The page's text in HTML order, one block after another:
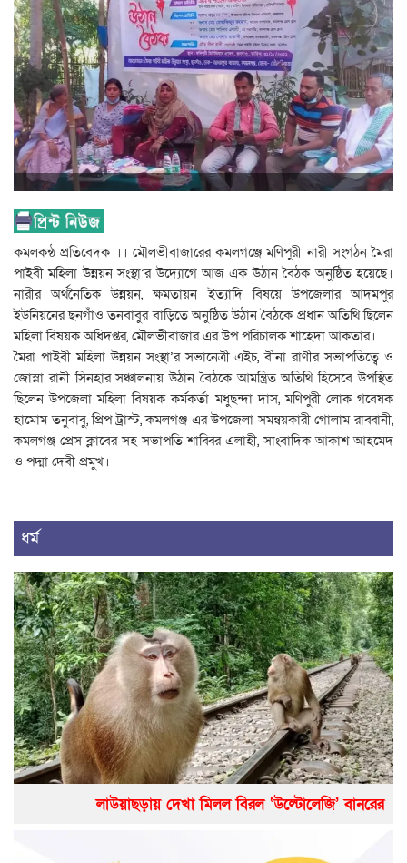
কমলকন্ঠ প্রতিবেদক ।। মৌলভীবাজারের কমলগঞ্জে মণিপুরী নারী সংগঠন মৈরা
পাইবী মহিলা উন্নয়ন সংস্থা’র উদ্যোগে আজ এক উঠান বৈঠক অনুষ্ঠিত হয়েছে।
নারীর অর্থনৈতিক উন্নয়ন, ক্ষমতায়ন ইত্যাদি বিষয়ে উপজেলার আদমপুর
ইউনিয়নের ছনগাঁও তনবাবুর বাড়িতে অনুষ্ঠিত উঠান বৈঠকে প্রধান অতিথি ছিলেন
মহিলা বিষয়ক অধিদপ্তর, মৌলভীবাজার এর উপ পরিচালক শাহেদা আকতার।
মৈরা পাইবী মহিলা উন্নয়ন সংস্থা’র সভানেত্রী এইচ, বীনা রাণীর সভাপতিত্বে ও
জোস্না রানী সিনহার সঞ্চালনায় উঠান বৈঠকে আমন্ত্রিত অতিথি হিসেবে উপস্থিত
ছিলেন উপজেলা মহিলা বিষয়ক কর্মকর্তা মধুছন্দা দাস, মণিপুরী লোক গবেষক
হামোম তনুবাবু, প্রিপ ট্রাস্ট, কমলগঞ্জ এর উপজেলা সমন্বয়কারী গোলাম রাব্বানী,
কমলগঞ্জ প্রেস ক্লাবের সহ সভাপতি শাব্বির এলাহী, সাংবাদিক আকাশ আহমেদ
ও পদ্মা দেবী প্রমুখ।
ধর্ম
লাউয়াছড়ায় দেখা মিলল বিরল ‘উল্টোলেজি’ বানরের